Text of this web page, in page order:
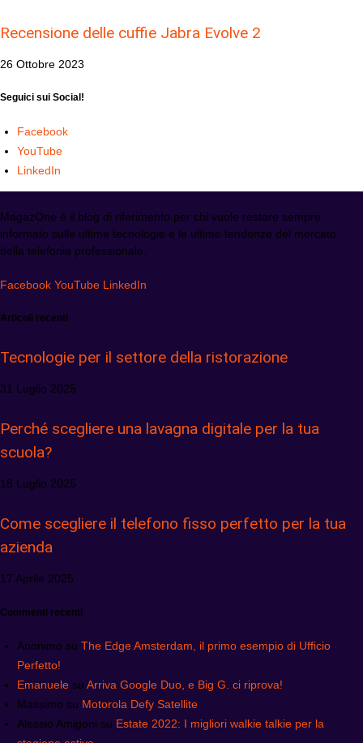
Recensione delle cuffie Jabra Evolve 2
26 Ottobre 2023
Seguici sui Social!
Facebook
YouTube
LinkedIn
MagazOne è il blog di riferimento per chi vuole restare sempre
informato sulle ultime tecnologie e le ultime tendenze del mercato
della telefonia professionale.
Facebook YouTube LinkedIn
Articoli recenti
Tecnologie per il settore della ristorazione
31 Luglio 2025
Perché scegliere una lavagna digitale per la tua
scuola?
18 Luglio 2025
Come scegliere il telefono fisso perfetto per la tua
azienda
17 Aprile 2025
Commenti recenti
Anonimo su The Edge Amsterdam, il primo esempio di Ufficio
Perfetto!
Emanuele su Arriva Google Duo, e Big G. ci riprova!
Massimo su Motorola Defy Satellite
Alessio Amigoni su Estate 2022: I migliori walkie talkie per la